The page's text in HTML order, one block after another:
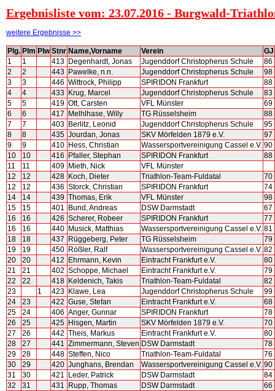
Ergebnisliste vom: 23.07.2016 - Burgwald-
weitere Ergebnisse >>
Plg. Plm Plw Stnr Name,Vorname Verein
GJ
1
1 413 Degenhardt, Jonas Jugenddorf Christopherus Schule
86
2
2 443 Pawelke, n.n. Jugenddorf Christopherus Schule
98
3
3 446 Wittrock, Philipp SPIRIDON Frankfurt
88
4
4 433 Krug, Marcel Jugenddorf Christopherus Schule
83
5
5 419 Ott, Carsten VFL Münster
69
6
6 417 Melhlhase, Willy TG Rüsselsheim
88
7
7 403 Berlitz, Leonid Jugenddorf Christopherus Schule
95
8
8 435 Jourdan, Jonas SKV Mörfelden 1879 e.V.
97
9
9 410 Hess, Christian Wassersportvereinigung Cassel e.V. 90
10
10 416 Pfaller, Stephan SPIRIDON Frankfurt
88
11
11 409 Mieth, Nick
VFL Münster
12
12 428 Koch, Dieter Triathlon-Team-Fuldatal
70
12
12 436 Storck, Christian SPIRIDON Frankfurt
74
14
14 439 Thomas, Erik VFL Münster
98
15
15 401 Bund, Andreas DSW Darmstadt
67
16
16 426 Scherer, Robeer SPIRIDON Frankfurt
77
16
16 440 Musick, Matthias Wassersportvereinigung Cassel e.V. 81
18
18 437 Rüggeberg, Peter TG Rüsselsheim
79
19
19 450 Rößler, Ralf Wassersportvereinigung Cassel e.V. 82
20
20 412 Ehrmann, Kevin Eintracht Frankfurt e.V.
80
21
21 402 Schoppe, Michael Eintracht Frankfurt e.V.
79
22
22 418 Keldenich, Takis Triathlon-Team-Fuldatal
82
23
1 423 Klawe, Lea Jugenddorf Christopherus Schule
99
24
23 422 Guse, Stefan Eintracht Frankfurt e.V.
68
25
24 406 Anger, Gunnar SPIRIDON Frankfurt
78
26
25 425 Hisgen, Martin SKV Mörfelden 1879 e.V.
70
27
26 442 Theis, Markus Eintracht Frankfurt e.V.
80
28
27 441 Zimmermann, Steven DSW Darmstadt
78
29
28 448 Steffen, Nico Triathlon-Team-Fuldatal
76
30
29 420 Junghans, Brendan Wassersportvereinigung Cassel e.V. 90
31
30 421 Leder, Patrick DSW Darmstadt
84
32
31 431 Rupp, Thomas DSW Darmstadt
66